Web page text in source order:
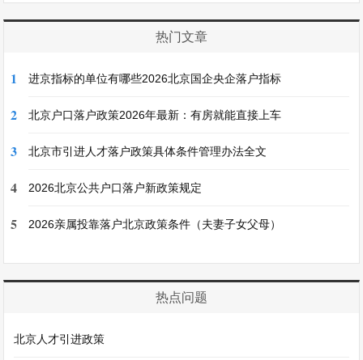
热门文章
1 进京指标的单位有哪些2026北京国企央企落户指标
2 北京户口落户政策2026年最新：有房就能直接上车
3 北京市引进人才落户政策具体条件管理办法全文
4 2026北京公共户口落户新政策规定
5 2026亲属投靠落户北京政策条件（夫妻子女父母）
热点问题
北京人才引进政策